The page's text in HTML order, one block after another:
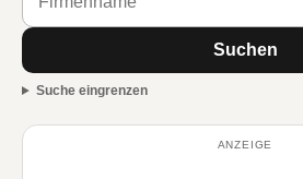
Suchen
Suche eingrenzen
ANZEIGE